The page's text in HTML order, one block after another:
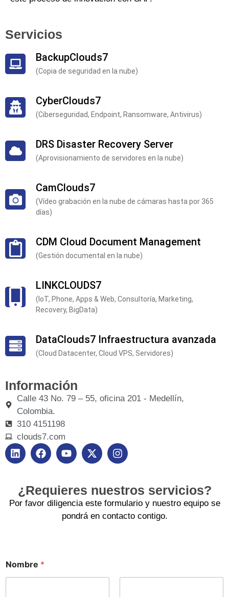
Servicios
BackupClouds7
(Copia de seguridad en la nube)
CyberClouds7
(Ciberseguridad, Endpoint, Ransomware, Antivirus)
DRS Disaster Recovery Server
(Aprovisionamiento de servidores en la nube)
CamClouds7
(Vídeo grabación en la nube de cámaras hasta por 365
días)
CDM Cloud Document Management
(Gestión documental en la nube)
LINKCLOUDS7
(IoT, Phone, Apps & Web, Consultoría, Marketing,
Recovery, BigData)
DataClouds7 Infraestructura avanzada
(Cloud Datacenter, Cloud VPS, Servidores)
Información
Calle 43 No. 79 – 55, oficina 201 - Medellín,
Colombia.
310 4151198
clouds7.com
¿Requieres nuestros servicios?
Por favor diligencia este formulario y nuestro equipo se
pondrá en contacto contigo.
Nombre *